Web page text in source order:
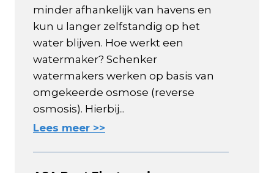
minder afhankelijk van havens en
kun u langer zelfstandig op het
water blijven. Hoe werkt een
watermaker? Schenker
watermakers werken op basis van
omgekeerde osmose (reverse
osmosis). Hierbij...
Lees meer >>